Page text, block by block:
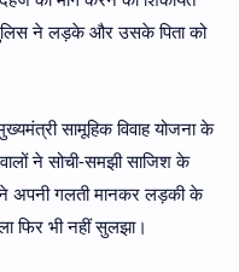
पुलिस ने लड़के और उसके पिता को
सामूहिक विवाह योजना के
ने सोची-समझी साजिश के
अपनी गलती मानकर लड़की के
फिर भी नहीं सुलझा।